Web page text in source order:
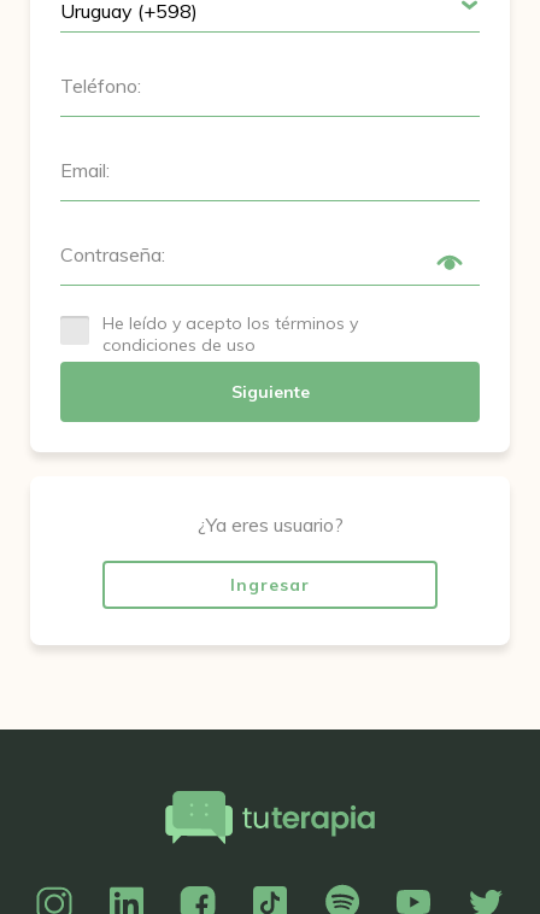
Teléfono:
Email:
Contraseña:
He leído y acepto los términos y
condiciones de uso
Siguiente
¿Ya eres usuario?
Ingresar